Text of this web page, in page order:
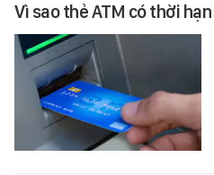
Vì sao thẻ ATM có thời